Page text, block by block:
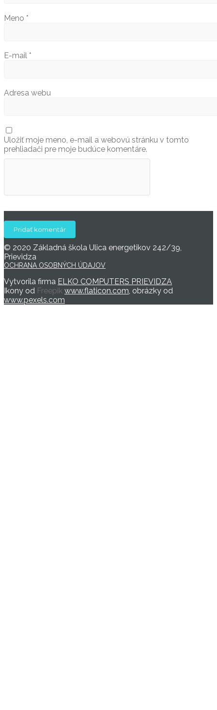
Meno *
E-mail *
Adresa webu
Uložiť moje meno, e-mail a webovú stránku v tomto
prehliadači pre moje budúce komentáre.
© 2020 Základná škola Ulica energetikov 242/39,
Prievidza
OCHRANA OSOBNÝCH ÚDAJOV
Vytvorila firma ELKO COMPUTERS PRIEVIDZA
Ikony od Freepik www.flaticon.com, obrázky od
www.pexels.com